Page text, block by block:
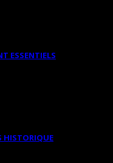
ESSENTIELS
HISTORIQUE